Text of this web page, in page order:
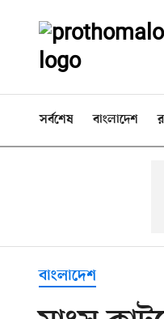
সর্বশেষ বাংলাদেশ
বাংলাদেশ